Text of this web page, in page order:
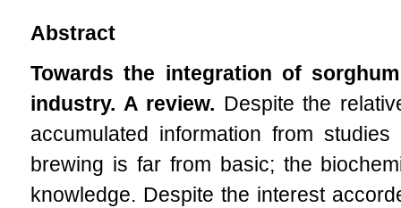
Abstract
Towards the integration of
industry. A review. Despite the
accumulated information from
brewing is far from basic; the
knowledge. Despite the interest